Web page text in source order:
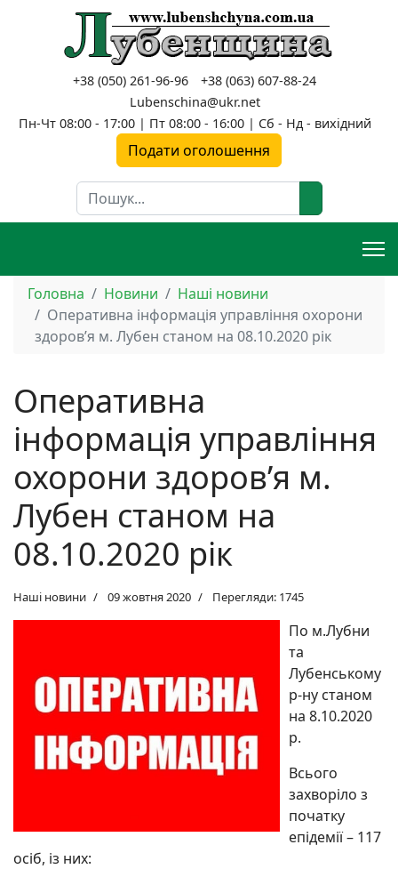
+38 (050) 261-96-96
+38 (063) 607-88-24
Lubenschina@ukr.net
Пн-Чт 08:00 - 17:00 | Пт 08:00 - 16:00 | Сб - Нд - вихідний
Подати оголошення
Пошук
Головна Новини
Наші новини
Оперативна інформація управління охорони
здоров’я м. Лубен станом на 08.10.2020 рік
Оперативна
інформація управління
охорони здоров’я м.
Лубен станом на
08.10.2020 рік
Наші новини 09 жовтня 2020 Перегляди: 1745
По м.Лубни
та
Лубенському
р-ну станом
на 8.10.2020
р.
Всього
захворіло з
початку
епідемії – 117
осіб, із них: